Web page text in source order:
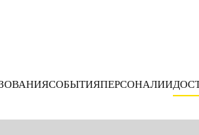
СОБЫТИЯПЕРСОНАЛИИ